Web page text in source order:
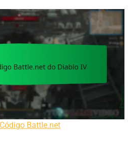
Battle.net